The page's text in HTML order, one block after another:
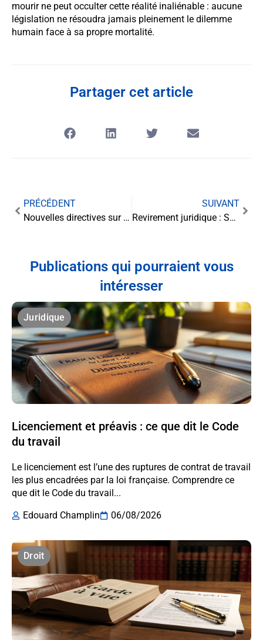
mourir ne peut occulter cette réalité inaliénable : aucune
législation ne résoudra jamais pleinement le dilemme
humain face à sa propre mortalité.
Partager cet article
PRÉCÉDENT
Nouvelles directives sur le détachement international de salariés : ce que change l’instruction de la DGT
SUIVANT
Revirement juridique : Seul le destinataire peut valider la réception d’une citation
Publications qui pourraient vous
intéresser
Juridique
Licenciement et préavis : ce que dit le Code
du travail
Le licenciement est l’une des ruptures de contrat de travail
les plus encadrées par la loi française. Comprendre ce
que dit le Code du travail...
Edouard Champlin
06/08/2026
Droit